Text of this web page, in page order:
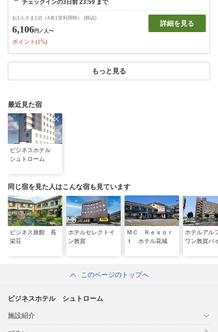
お1人さま1泊（4名1室利用時） (税込)
6,106円 ／人〜
ポイント(1%)
詳細を見る
もっと見る
最近見た宿
ビジネスホテル
シュトローム
同じ宿を見た人はこんな宿も見ています
ビジネス旅館 長
栄荘
ホテルセレクトイ
ン敦賀
ＭＣ Ｒｅｓｏｒ
ｔ ホテル花城
ホテルアル
ワン敦賀バ
このページのトップへ
ビジネスホテル シュトローム
施設紹介